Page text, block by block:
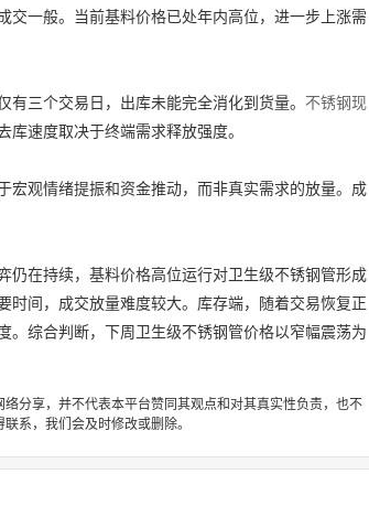
交一般。当前基料价格已处年内高位，进一步上涨需
三个交易日，出库未能完全消化到货量。 不锈钢现
速度取决于终端需求释放强度。
宏观情绪提振和资金推动，而非真实需求的放量。成
仍在持续，基料价格高位运行对卫生级不锈钢管形成
时间，成交放量难度较大。库存端，随着交易恢复正
。综合判断，下周卫生级不锈钢管价格以窄幅震荡为
分享，并不代表本平台赞同其观点和对其真实性负责，也不
系，我们会及时修改或删除。